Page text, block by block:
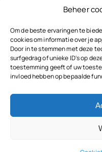
Beheer
Om de beste ervaringen te
cookies om informatie over je
Door in te stemmen met deze
surfgedrag of unieke ID's op
toestemming geeft of uw
invloed hebben op bepaalde
Contact
© 2026NBC
Algemene